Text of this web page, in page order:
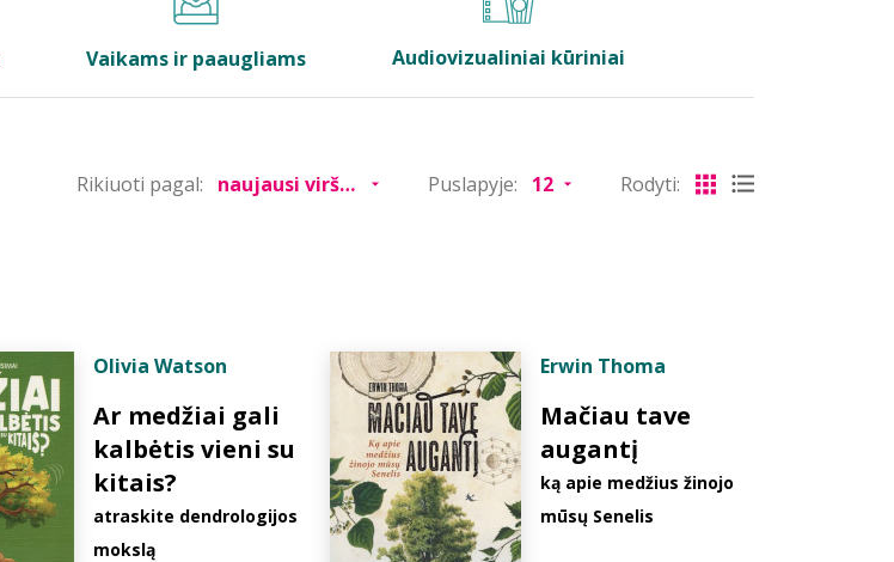
Vaikams ir paaugliams Audiovizualiniai kūriniai
Rikiuoti pagal: Puslapyje: Rodyti:
Olivia Watson
Ar medžiai gali
kalbėtis vieni su
kitais?
atraskite dendrologijos
mokslą
Erwin Thoma
Mačiau tave
augantį
ką apie medžius žinojo
mūsų Senelis